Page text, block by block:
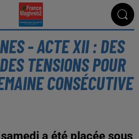
- ACTE XII : DES
TENSIONS POUR
CONSÉCUTIVE
a été placée sous